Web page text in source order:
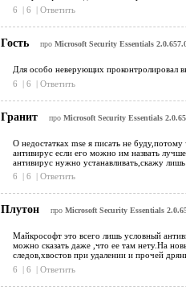
6
| 6 | Ответить
Гость про Microsoft Security Essentials
Для особо неверующих проконтролировал
6
| 6 | Ответить
Гранит про Microsoft Security Essentials
О недостатках mse я писать не
антивирус если его можно им назвать
антивирус нужно устанавливать,скажу
6
| 6 | Ответить
Плутон про Microsoft Security Essentials
Майкрософт это всего лишь условный
можно сказать даже ,что ее там нету.На
следов,хвостов при удалении и прочей
6
| 6 | Ответить